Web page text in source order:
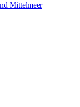
Mittelmeer